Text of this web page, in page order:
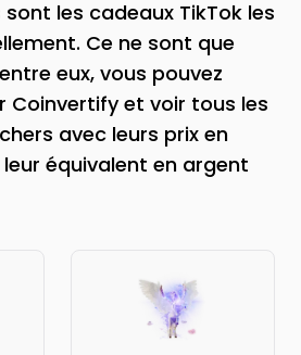
les cadeaux TikTok les
Ce ne sont que
eux, vous pouvez
Coinvertify et voir tous les
avec leurs prix en
équivalent en argent